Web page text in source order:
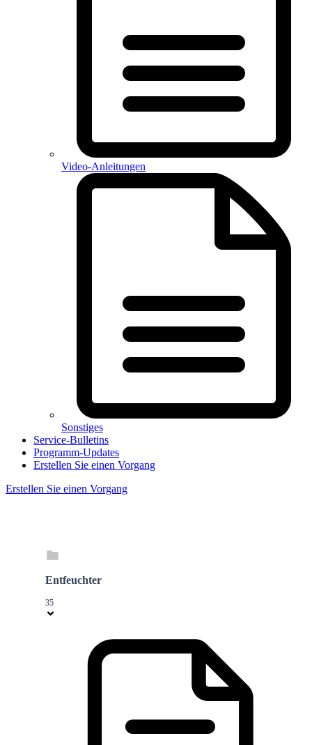
Video-Anleitungen
Sonstiges
Service-Bulletins
Programm-Updates
Erstellen Sie einen Vorgang
Erstellen Sie einen Vorgang
Entfeuchter
35